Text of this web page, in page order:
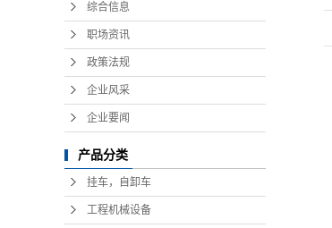
综合信息
职场资讯
政策法规
企业风采
企业要闻
产品分类
挂车，自卸车
工程机械设备